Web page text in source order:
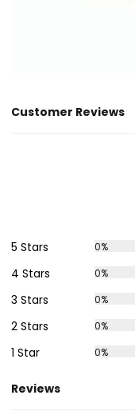
Customer Reviews
5 Stars
0%
4 Stars 0%
3 Stars 0%
2 Stars 0%
1 Star 0%
Reviews